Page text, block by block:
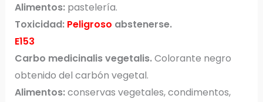
Alimentos:pastelería.
Toxicidad: Peligroso abstenerse.
E153
Carbo medicinalis vegetalis.Colorante negro
obtenido del carbón vegetal.
Alimentos:conservas vegetales, condimentos,